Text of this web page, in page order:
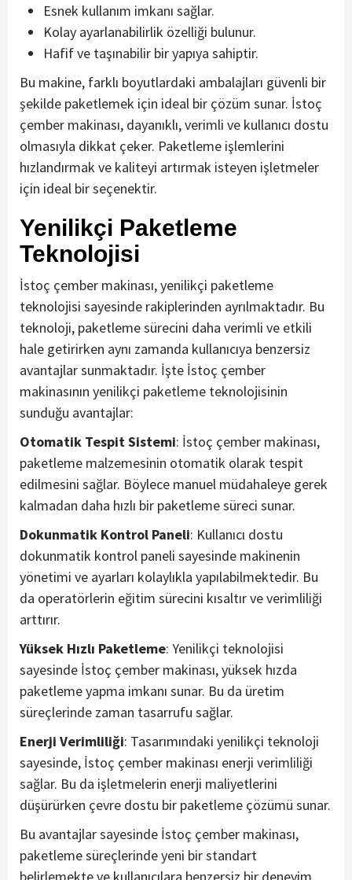
Esnek kullanım imkanı sağlar.
Kolay ayarlanabilirlik özelliği bulunur.
Hafif ve taşınabilir bir yapıya sahiptir.
Bu makine, farklı boyutlardaki ambalajları güvenli bir
şekilde paketlemek için ideal bir çözüm sunar. İstoç
çember makinası, dayanıklı, verimli ve kullanıcı dostu
olmasıyla dikkat çeker. Paketleme işlemlerini
hızlandırmak ve kaliteyi artırmak isteyen işletmeler
için ideal bir seçenektir.
Yenilikçi Paketleme
Teknolojisi
İstoç çember makinası, yenilikçi paketleme
teknolojisi sayesinde rakiplerinden ayrılmaktadır. Bu
teknoloji, paketleme sürecini daha verimli ve etkili
hale getirirken aynı zamanda kullanıcıya benzersiz
avantajlar sunmaktadır. İşte İstoç çember
makinasının yenilikçi paketleme teknolojisinin
sunduğu avantajlar:
Otomatik Tespit Sistemi: İstoç çember makinası,
paketleme malzemesinin otomatik olarak tespit
edilmesini sağlar. Böylece manuel müdahaleye gerek
kalmadan daha hızlı bir paketleme süreci sunar.
Dokunmatik Kontrol Paneli: Kullanıcı dostu
dokunmatik kontrol paneli sayesinde makinenin
yönetimi ve ayarları kolaylıkla yapılabilmektedir. Bu
da operatörlerin eğitim sürecini kısaltır ve verimliliği
arttırır.
Yüksek Hızlı Paketleme: Yenilikçi teknolojisi
sayesinde İstoç çember makinası, yüksek hızda
paketleme yapma imkanı sunar. Bu da üretim
süreçlerinde zaman tasarrufu sağlar.
Enerji Verimliliği: Tasarımındaki yenilikçi teknoloji
sayesinde, İstoç çember makinası enerji verimliliği
sağlar. Bu da işletmelerin enerji maliyetlerini
düşürürken çevre dostu bir paketleme çözümü sunar.
Bu avantajlar sayesinde İstoç çember makinası,
paketleme süreçlerinde yeni bir standart
belirlemekte ve kullanıcılara benzersiz bir deneyim